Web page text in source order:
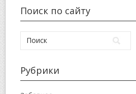
Поиск по сайту
Рубрики